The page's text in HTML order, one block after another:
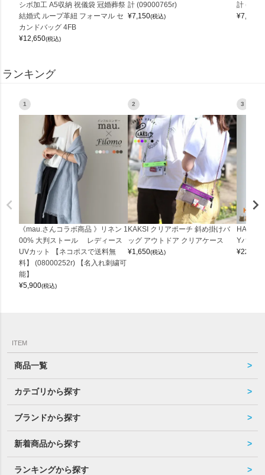
シボ加工 A5収納 祝儀袋 冠婚葬祭
結婚式 ループ革紐 フォーマル セ
カンドバッグ 4FB
¥12,650(税込)
計 (09000765r)
¥7,150(税込)
計
¥7,150
ランキング
1
《mau.さんコラボ商品 》リネン 1
00% 大判ストール レディース
UVカット 【ネコポスで送料無
料】 (08000252r) 【名入れ刺繍可
能】
¥5,900(税込)
2
KAKSI クリアポーチ 斜め掛けバ
ッグ アウトドア クリアケース
¥1,650(税込)
3
Yバッグ
¥22,000
ITEM
商品一覧
カテゴリから探す
ブランドから探す
新着商品から探す
ランキングから探す